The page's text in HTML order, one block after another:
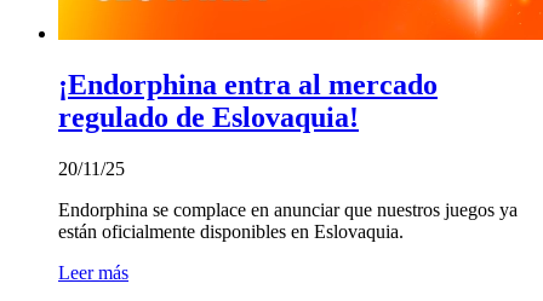
¡Endorphina entra al mercado
regulado de Eslovaquia!
20/11/25
Endorphina se complace en anunciar que nuestros juegos ya
están oficialmente disponibles en Eslovaquia.
Leer más